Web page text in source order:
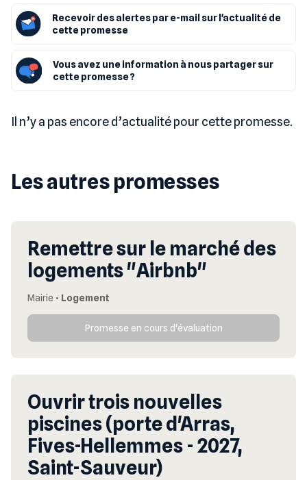
Recevoir des alertes par e-mail sur l'actualité de
cette promesse
Vous avez une information à nous partager sur
cette promesse ?
Il n’y a pas encore d’actualité pour cette promesse.
Les autres promesses
Remettre sur le marché des
logements "Airbnb"
Mairie • Logement
Promesse en cours d'évaluation
Ouvrir trois nouvelles
piscines (porte d'Arras,
Fives-Hellemmes - 2027,
Saint-Sauveur)